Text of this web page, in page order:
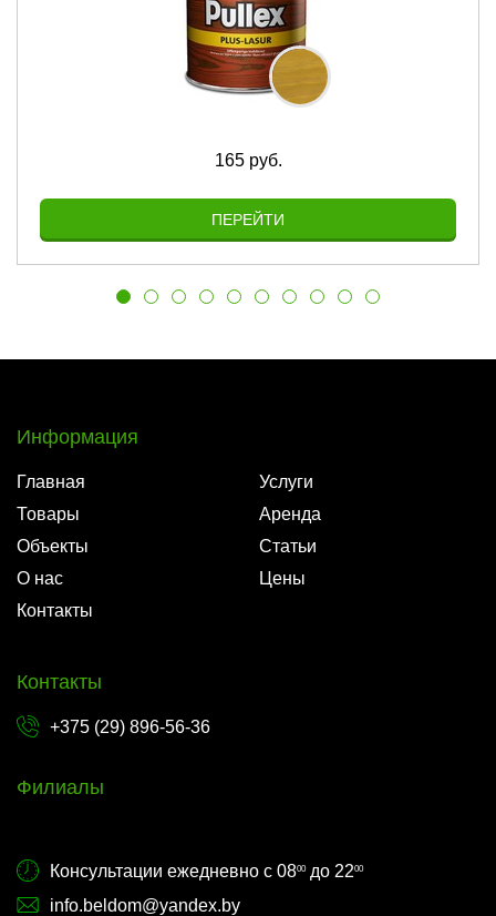
165 руб.
ПЕРЕЙТИ
Информация
Главная
Услуги
Товары
Аренда
Объекты
Статьи
О нас
Цены
Контакты
Контакты
+375 (29) 896-56-36
Филиалы
Консультации ежедневно с 0800до 2200
info.beldom@yandex.by